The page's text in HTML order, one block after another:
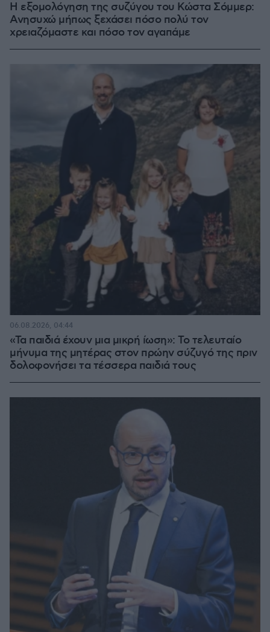
Η εξομολόγηση της συζύγου του Κώστα Σόμμερ:
Ανησυχώ μήπως ξεχάσει πόσο πολύ τον
χρειαζόμαστε και πόσο τον αγαπάμε
«Τα παιδιά έχουν μια μικρή ίωση»: Το τελευταίο
μήνυμα της μητέρας στον πρώην σύζυγό της πριν
δολοφονήσει τα τέσσερα παιδιά τους
06.08.2026, 04:44